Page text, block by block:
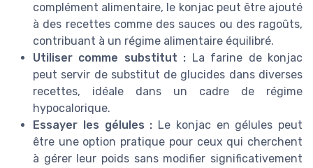
complément alimentaire, le konjac peut être ajouté
à des recettes comme des sauces ou des ragoûts,
contribuant à un régime alimentaire équilibré.
Utiliser comme substitut : La farine de konjac
peut servir de substitut de glucides dans diverses
recettes, idéale dans un cadre de régime
hypocalorique.
Essayer les gélules : Le konjac en gélules peut
être une option pratique pour ceux qui cherchent
à gérer leur poids sans modifier significativement